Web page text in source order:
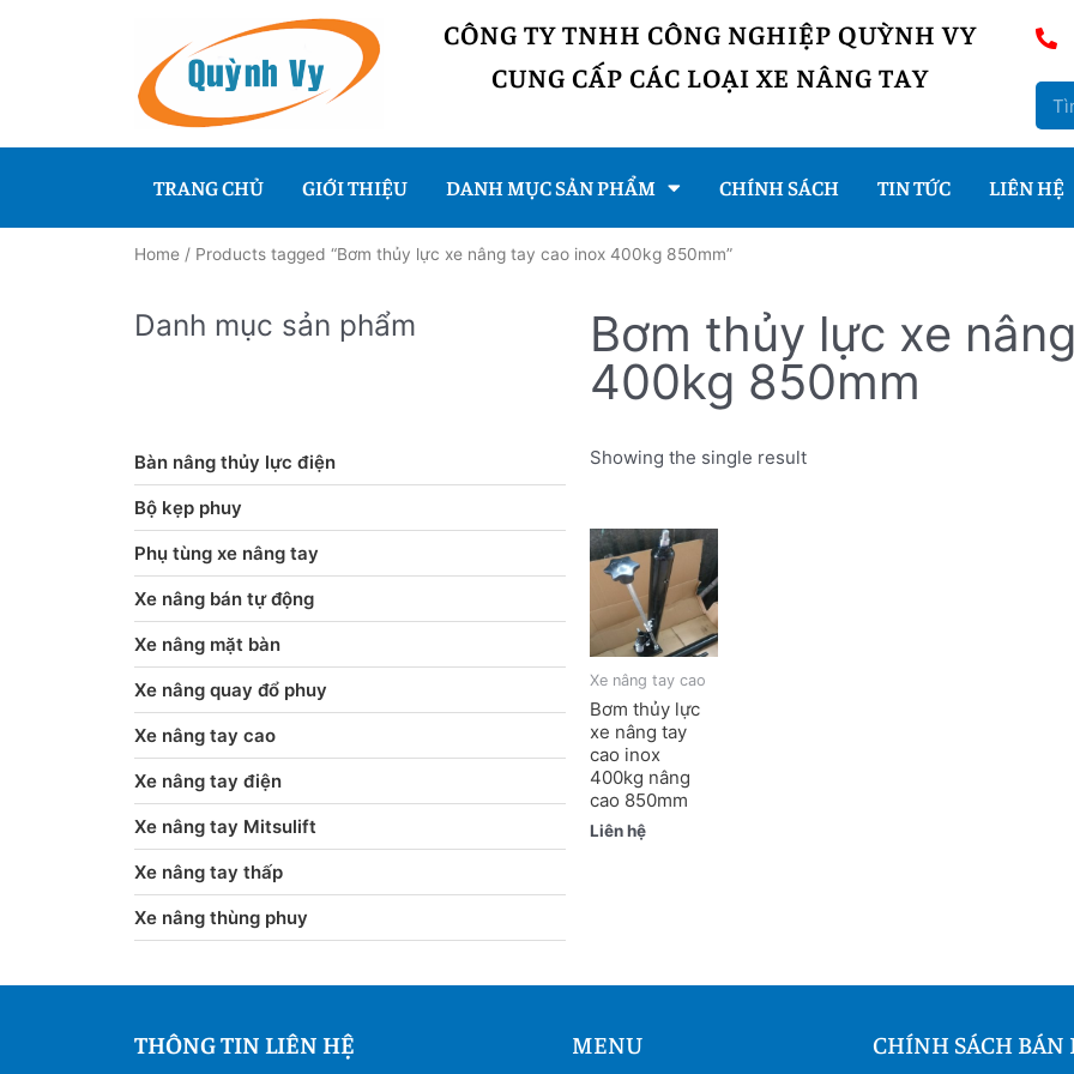
CÔNG TY TNHH CÔNG NGHIỆP QUỲNH VY
CUNG CẤP CÁC LOẠI XE NÂNG TAY
TRANG CHỦ GIỚI THIỆU DANH MỤC SẢN PHẨM CHÍNH SÁCH TIN TỨC LIÊN HỆ
Home / Products tagged “Bơm thủy lực xe nâng tay cao inox 400kg 850mm”
Danh mục sản phẩm
Bàn nâng thủy lực điện
Bộ kẹp phuy
Phụ tùng xe nâng tay
Xe nâng bán tự động
Xe nâng mặt bàn
Xe nâng quay đổ phuy
Xe nâng tay cao
Xe nâng tay điện
Xe nâng tay Mitsulift
Xe nâng tay thấp
Xe nâng thùng phuy
Bơm thủy lực xe
400kg 850mm
Showing the single result
Xe nâng tay cao
Bơm thủy lực
xe nâng tay
cao inox
400kg nâng
cao 850mm
Liên hệ
THÔNG TIN LIÊN HỆ MENU CHÍNH SÁCH BÁN